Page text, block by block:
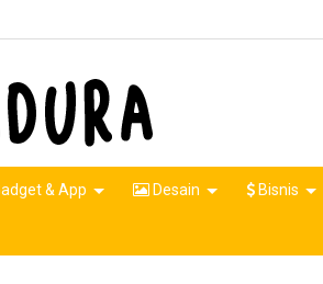
& App Desain Bisnis